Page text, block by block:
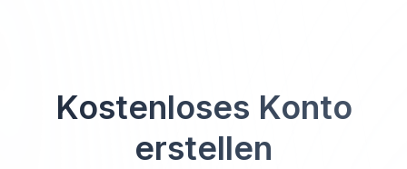
Kostenloses Konto
erstellen